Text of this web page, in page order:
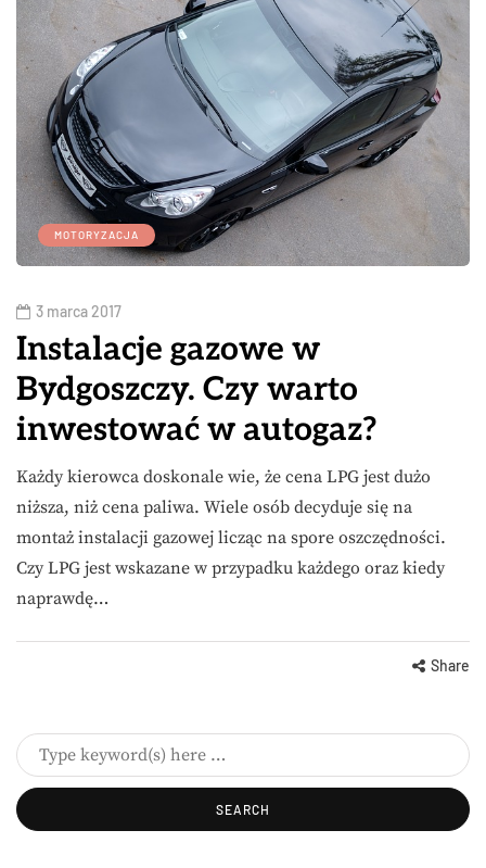
MOTORYZACJA
3 marca 2017
Instalacje gazowe w
Bydgoszczy. Czy warto
inwestować w autogaz?
Każdy kierowca doskonale wie, że cena LPG jest dużo
niższa, niż cena paliwa. Wiele osób decyduje się na
montaż instalacji gazowej licząc na spore oszczędności.
Czy LPG jest wskazane w przypadku każdego oraz kiedy
naprawdę…
Share